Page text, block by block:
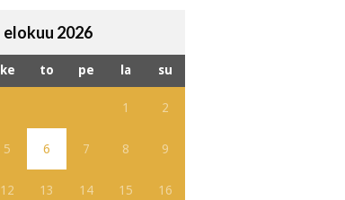
elokuu 2026
ke to pe la su
1 2
5 6 7 8 9
12 13 14 15 16